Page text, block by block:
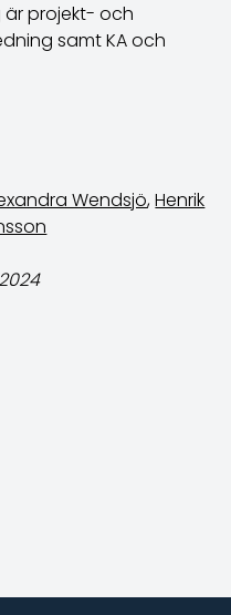
är projekt- och
samt KA och
Wendsjö,Henrik